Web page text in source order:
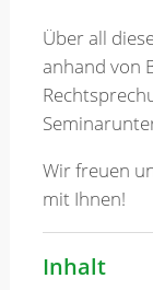
Über all
anhand von
Wir freuen
mit Ihnen!
Inhalt